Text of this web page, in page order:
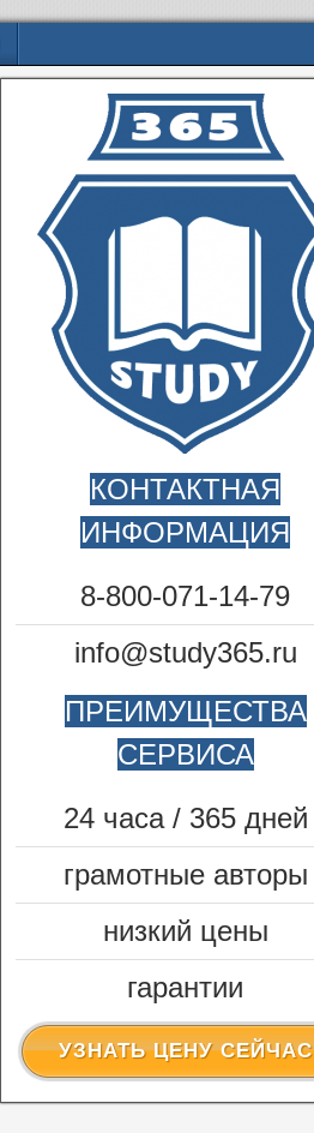
КОНТАКТНАЯ
ИНФОРМАЦИЯ
8-800-071-14-79
info@study365.ru
ПРЕИМУЩЕСТВА
СЕРВИСА
24 часа / 365 дней
грамотные авторы
низкий цены
гарантии
УЗНАТЬ ЦЕНУ СЕЙЧАС